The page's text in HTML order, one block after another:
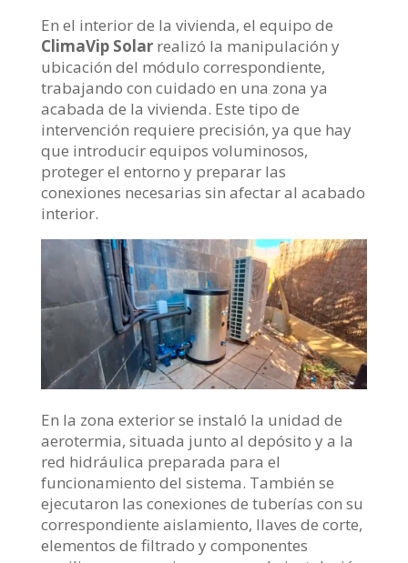
En el interior de la vivienda, el equipo de
ClimaVip Solarrealizó la manipulación y
ubicación del módulo correspondiente,
trabajando con cuidado en una zona ya
acabada de la vivienda. Este tipo de
intervención requiere precisión, ya que hay
que introducir equipos voluminosos,
proteger el entorno y preparar las
conexiones necesarias sin afectar al acabado
interior.
En la zona exterior se instaló la unidad de
aerotermia, situada junto al depósito y a la
red hidráulica preparada para el
funcionamiento del sistema. También se
ejecutaron las conexiones de tuberías con su
correspondiente aislamiento, llaves de corte,
elementos de filtrado y componentes